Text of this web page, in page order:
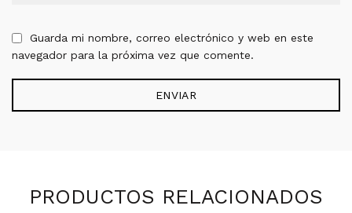
Guarda mi nombre, correo electrónico y web en este
navegador para la próxima vez que comente.
PRODUCTOS RELACIONADOS